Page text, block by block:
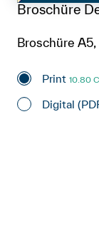
Broschüre
Broschüre
Print 10.80
Digital